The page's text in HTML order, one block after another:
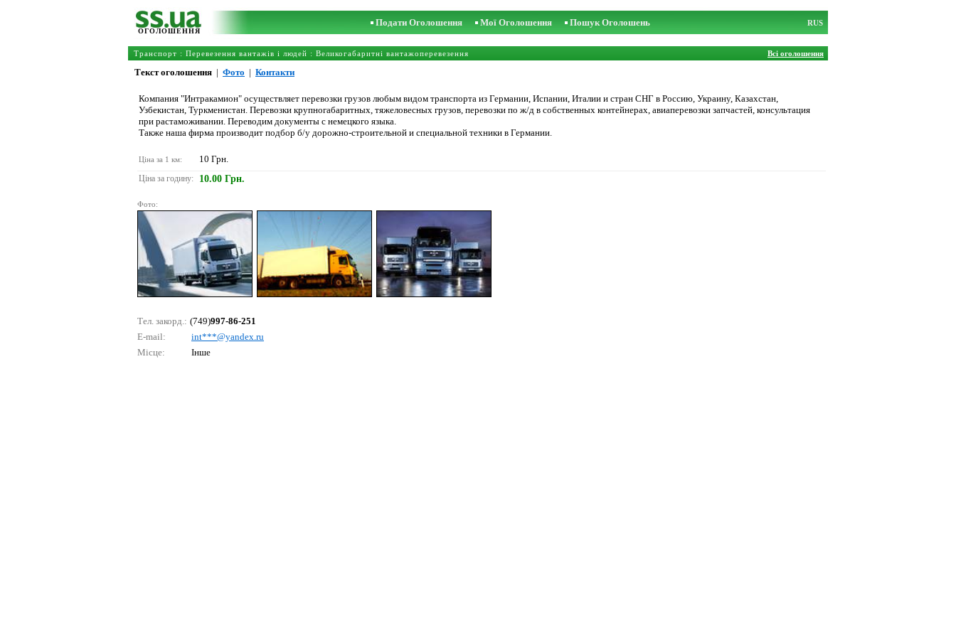
ОГОЛОШЕННЯ
Подати Оголошення Мої Оголошення Пошук Оголошень RUS
Транспорт : Перевезення вантажів і людей : Великогабаритні вантажоперевезення Всі оголошення
Текст оголошення | Фото | Контакти
Компания "Интракамион" осуществляет перевозки грузов любым видом транспорта из Германии, Испании, Италии и стран СНГ в Россию, Украину, Казахстан,
Узбекистан, Туркменистан. Перевозки крупногабаритных, тяжеловесных грузов, перевозки по ж/д в собственных контейнерах, авиаперевозки запчастей, консультация
при растаможивании. Переводим документы с немецкого языка.
Также наша фирма производит подбор б/у дорожно-строительной и специальной техники в Германии.
Ціна за 1 км: 10 Грн.
Ціна за годину: 10.00 Грн.
Фото:
Тел. закорд.: (749)997-86-251
E-mail:
int***@yаndех.ru
Місце:
Інше